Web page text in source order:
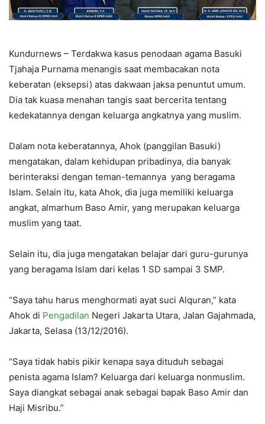
Kundurnews – Terdakwa kasus penodaan agama Basuki
Tjahaja Purnama menangis saat membacakan nota
keberatan (eksepsi) atas dakwaan jaksa penuntut umum.
Dia tak kuasa menahan tangis saat bercerita tentang
kedekatannya dengan keluarga angkatnya yang muslim.
Dalam nota keberatannya, Ahok (panggilan Basuki)
mengatakan, dalam kehidupan pribadinya, dia banyak
berinteraksi dengan teman-temannya yang beragama
Islam. Selain itu, kata Ahok, dia juga memiliki keluarga
angkat, almarhum Baso Amir, yang merupakan keluarga
muslim yang taat.
Selain itu, dia juga mengatakan belajar dari guru-gurunya
yang beragama Islam dari kelas 1 SD sampai 3 SMP.
“Saya tahu harus menghormati ayat suci Alquran,” kata
Ahok di Pengadilan Negeri Jakarta Utara, Jalan Gajahmada,
Jakarta, Selasa (13/12/2016).
“Saya tidak habis pikir kenapa saya dituduh sebagai
penista agama Islam? Keluarga dari keluarga nonmuslim.
Saya diangkat sebagai anak sebagai bapak Baso Amir dan
Haji Misribu.”